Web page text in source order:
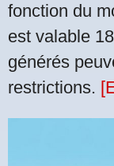
fonction du
est valable
générés
restrictions.